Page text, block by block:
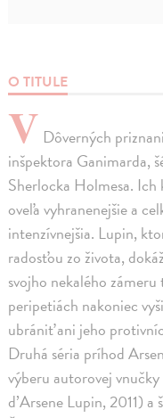
O TITULE
V Dôverných
inšpektora Ganimarda,
Sherlocka Holmesa.
oveľa vyhranenejšie a
intenzívnejšia. Lupin,
radosťou zo života,
svojho nekalého
peripetiách nakoniec
ubrániť ani jeho
Druhá séria príhod
výberu autorovej
d’Arsene Lupin, 2011)